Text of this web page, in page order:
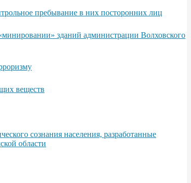
пребывание в них посторонних лиц
зданий администрации Волховского
веществ
сознания населения, разработанные
области